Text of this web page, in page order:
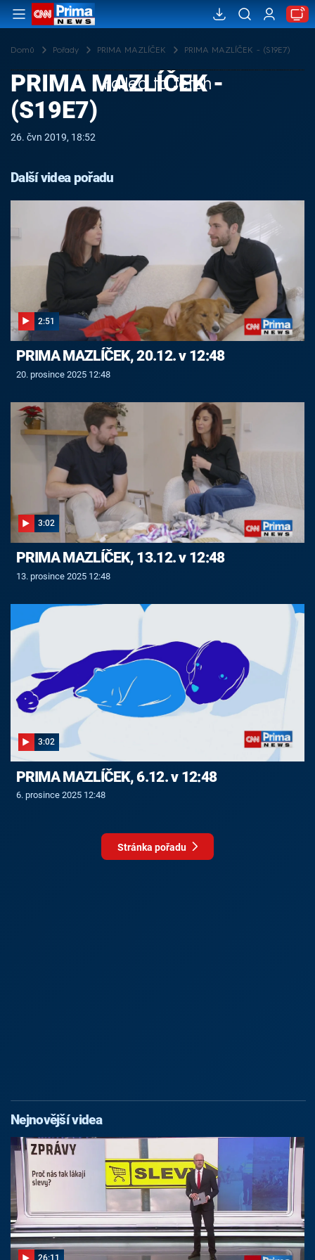
Domů Pořady PRIMA MAZLÍČEK PRIMA MAZLÍČEK - (S19E7)
Failed to fetch
PRIMA MAZLÍČEK -
(S19E7)
26. čvn 2019, 18:52
Další videa pořadu
2:51
PRIMA MAZLÍČEK, 20.12. v 12:48
20. prosince 2025 12:48
3:02
PRIMA MAZLÍČEK, 13.12. v 12:48
13. prosince 2025 12:48
3:02
PRIMA MAZLÍČEK, 6.12. v 12:48
6. prosince 2025 12:48
Stránka pořadu
Nejnovější videa